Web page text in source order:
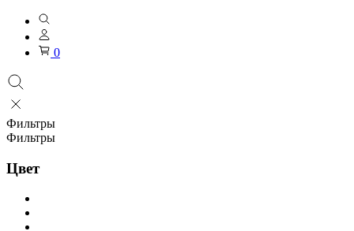
0
Фильтры
Фильтры
Цвет